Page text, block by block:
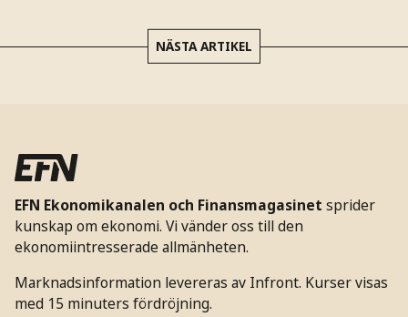
NÄSTA ARTIKEL
EFN Ekonomikanalen och Finansmagasinet sprider
kunskap om ekonomi. Vi vänder oss till den
ekonomiintresserade allmänheten.
Marknadsinformation levereras av Infront. Kurser visas
med 15 minuters fördröjning.